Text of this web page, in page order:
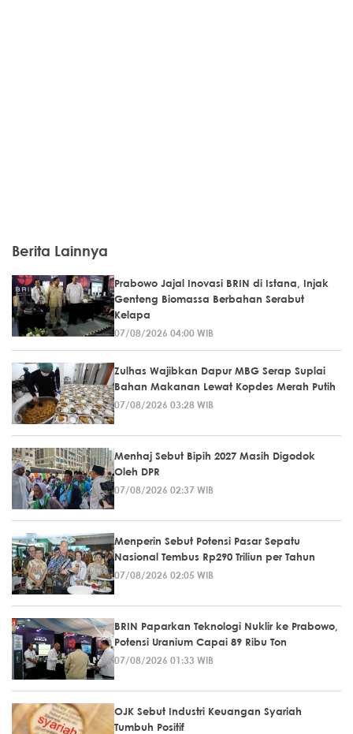
Berita Lainnya
Prabowo Jajal Inovasi BRIN di Istana, Injak
Genteng Biomassa Berbahan Serabut
Kelapa
07/08/2026 04:00 WIB
Zulhas Wajibkan Dapur MBG Serap Suplai
Bahan Makanan Lewat Kopdes Merah Putih
07/08/2026 03:28 WIB
Menhaj Sebut Bipih 2027 Masih Digodok
Oleh DPR
07/08/2026 02:37 WIB
Menperin Sebut Potensi Pasar Sepatu
Nasional Tembus Rp290 Triliun per Tahun
07/08/2026 02:05 WIB
BRIN Paparkan Teknologi Nuklir ke Prabowo,
Potensi Uranium Capai 89 Ribu Ton
07/08/2026 01:33 WIB
OJK Sebut Industri Keuangan Syariah
Tumbuh Positif